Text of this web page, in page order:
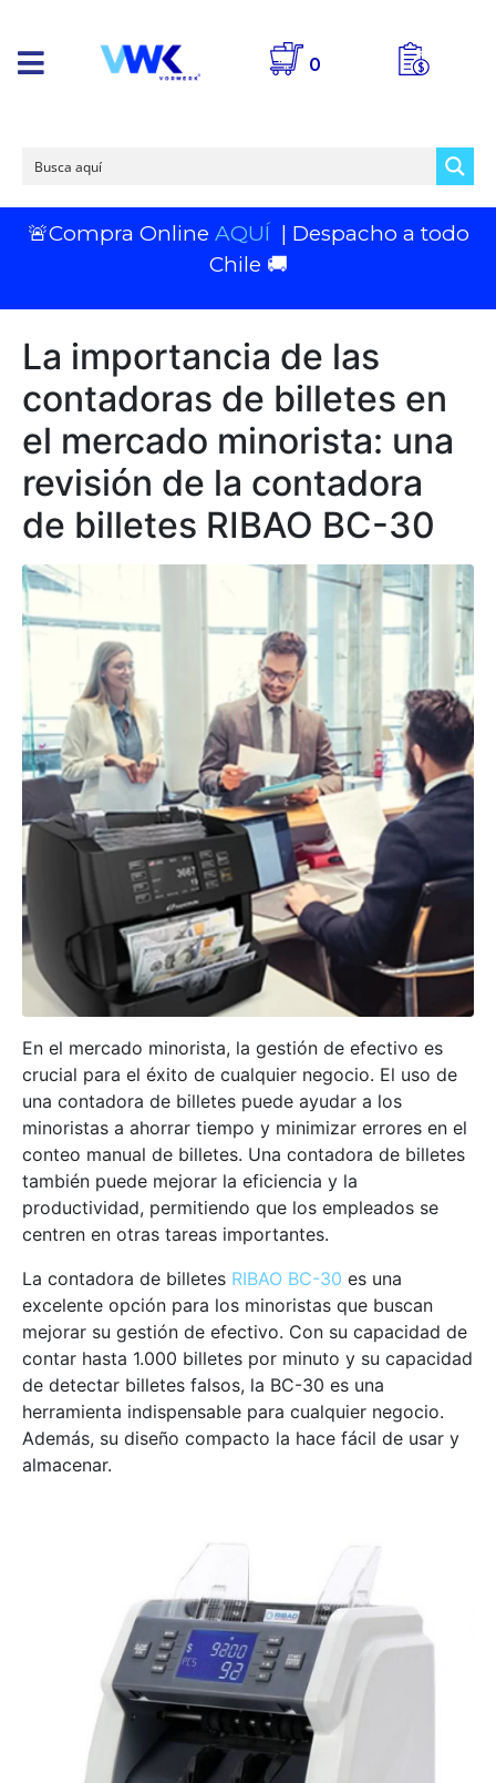
0
🚨Compra Online AQUÍ | Despacho a todo
Chile 🚚
La importancia de las
contadoras de billetes en
el mercado minorista: una
revisión de la contadora
de billetes RIBAO BC-30
En el mercado minorista, la gestión de efectivo es
crucial para el éxito de cualquier negocio. El uso de
una contadora de billetes puede ayudar a los
minoristas a ahorrar tiempo y minimizar errores en el
conteo manual de billetes. Una contadora de billetes
también puede mejorar la eficiencia y la
productividad, permitiendo que los empleados se
centren en otras tareas importantes.
La contadora de billetes RIBAO BC-30 es una
excelente opción para los minoristas que buscan
mejorar su gestión de efectivo. Con su capacidad de
contar hasta 1.000 billetes por minuto y su capacidad
de detectar billetes falsos, la BC-30 es una
herramienta indispensable para cualquier negocio.
Además, su diseño compacto la hace fácil de usar y
almacenar.